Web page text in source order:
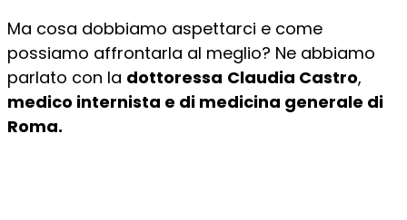
Ma cosa dobbiamo aspettarci e come
possiamo affrontarla al meglio? Ne abbiamo
parlato con la dottoressa Claudia Castro,
medico internista e di medicina generale di
Roma.